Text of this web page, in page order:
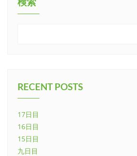
RECENT POSTS
17日目
16日目
15日目
九日目